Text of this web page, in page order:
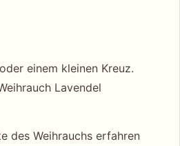
einem kleinen Kreuz.
Lavendel
des Weihrauchs erfahren